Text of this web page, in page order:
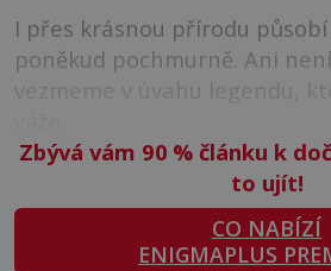
I přes krásnou přírodu
poněkud pochmurně. Ani
vezmeme v úvahu legendu,
Zbývá vám 90 %článku k
to ujít!
CO NABÍZÍ
ENIGMAPLUS